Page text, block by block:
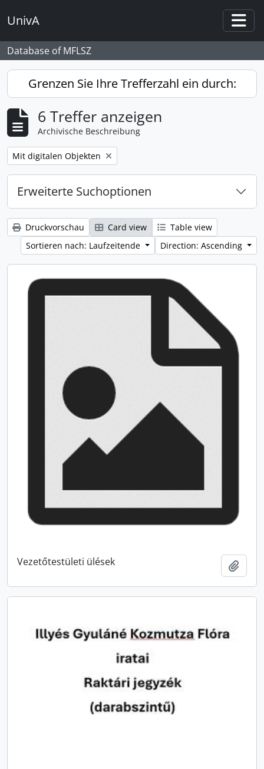
UnivA
Database of MFLSZ
Grenzen Sie Ihre Trefferzahl ein durch:
6 Treffer anzeigen
Archivische Beschreibung
Remove filter:
Mit digitalen Objekten
Erweiterte Suchoptionen
Druckvorschau Card view
Table view
Sortieren nach: Laufzeitende
Direction: Ascending
Vezetőtestületi ülések